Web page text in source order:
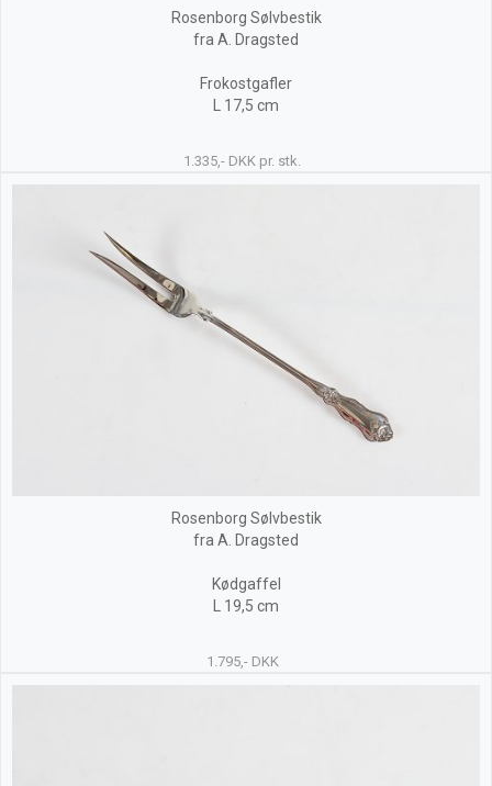
Rosenborg Sølvbestik
fra A. Dragsted
Frokostgafler
L 17,5 cm
1.335,- DKK pr. stk.
Rosenborg Sølvbestik
fra A. Dragsted
Kødgaffel
L 19,5 cm
1.795,- DKK